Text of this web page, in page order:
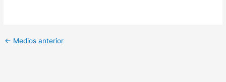
← Medios anterior